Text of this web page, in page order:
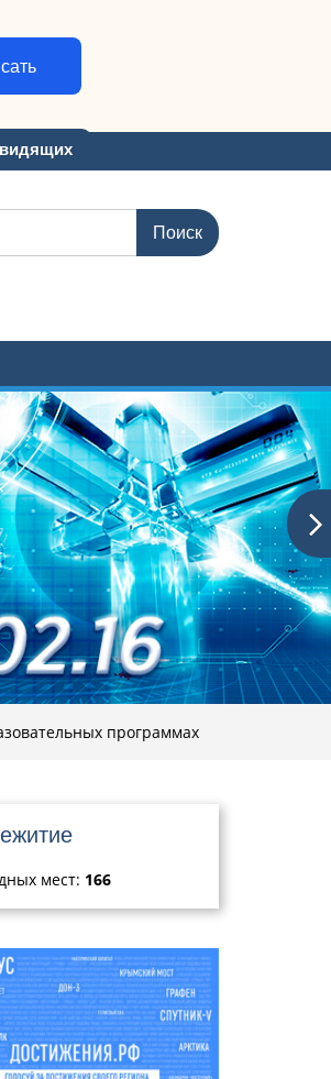
программах
мест: 166